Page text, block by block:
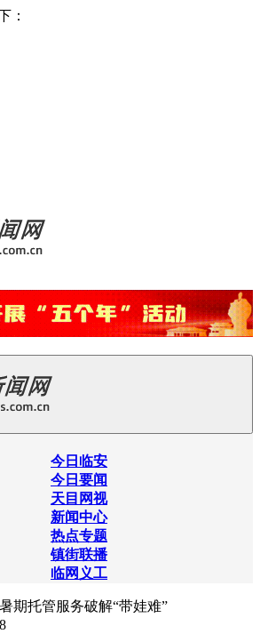
：
今日临安
今日要闻
天目网视
新闻中心
热点专题
镇街联播
临网义工
期托管服务破解“带娃难”